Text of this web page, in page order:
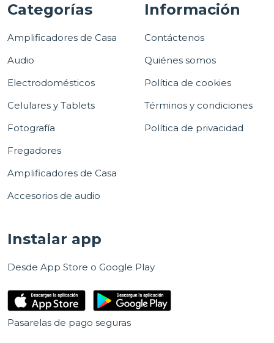
Categorías
Amplificadores de Casa
Audio
Electrodomésticos
Celulares y Tablets
Fotografía
Fregadores
Amplificadores de Casa
Accesorios de audio
Información
Contáctenos
Quiénes somos
Política de cookies
Términos y condiciones
Política de privacidad
Instalar app
Desde App Store o Google Play
Pasarelas de pago seguras